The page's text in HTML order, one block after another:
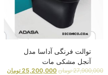
توالت فرنگی آداسا مدل
آنجل مشکی مات
27,900,000 تومان 25,200,000 تومان